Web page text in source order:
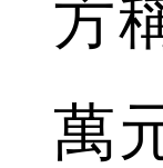
方
萬